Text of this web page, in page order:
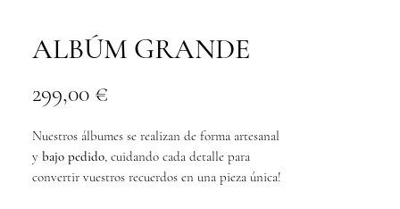
ALBÚM GRANDE
299,00 €
Nuestros álbumes se realizan de forma artesanal
y bajo pedido, cuidando cada detalle para
convertir vuestros recuerdos en una pieza única!